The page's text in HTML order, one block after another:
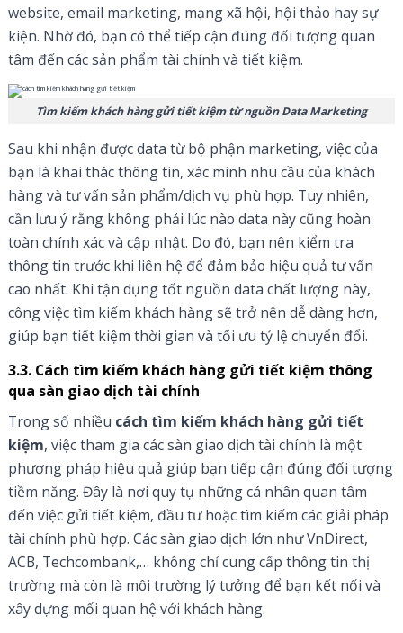
website, email marketing, mạng xã hội, hội thảo hay sự
kiện. Nhờ đó, bạn có thể tiếp cận đúng đối tượng quan
tâm đến các sản phẩm tài chính và tiết kiệm.
Tìm kiếm khách hàng gửi tiết kiệm từ nguồn Data Marketing
Sau khi nhận được data từ bộ phận marketing, việc của
bạn là khai thác thông tin, xác minh nhu cầu của khách
hàng và tư vấn sản phẩm/dịch vụ phù hợp. Tuy nhiên,
cần lưu ý rằng không phải lúc nào data này cũng hoàn
toàn chính xác và cập nhật. Do đó, bạn nên kiểm tra
thông tin trước khi liên hệ để đảm bảo hiệu quả tư vấn
cao nhất. Khi tận dụng tốt nguồn data chất lượng này,
công việc tìm kiếm khách hàng sẽ trở nên dễ dàng hơn,
giúp bạn tiết kiệm thời gian và tối ưu tỷ lệ chuyển đổi.
3.3. Cách tìm kiếm khách hàng gửi tiết kiệm thông
qua sàn giao dịch tài chính
Trong số nhiều cách tìm kiếm khách hàng gửi tiết
kiệm, việc tham gia các sàn giao dịch tài chính là một
phương pháp hiệu quả giúp bạn tiếp cận đúng đối tượng
tiềm năng. Đây là nơi quy tụ những cá nhân quan tâm
đến việc gửi tiết kiệm, đầu tư hoặc tìm kiếm các giải pháp
tài chính phù hợp. Các sàn giao dịch lớn như VnDirect,
ACB, Techcombank,… không chỉ cung cấp thông tin thị
trường mà còn là môi trường lý tưởng để bạn kết nối và
xây dựng mối quan hệ với khách hàng.